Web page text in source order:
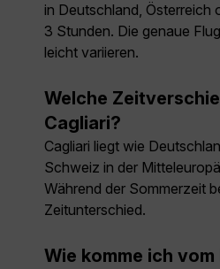
in Deutschland, Österreich
3 Stunden. Die genaue
leicht variieren.
Welche
Cagliari?
Cagliari liegt wie
Schweiz in der
Während der Sommerzeit
Zeitunterschied.
Wie komme ich